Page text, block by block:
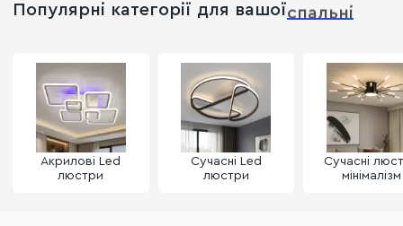
Популярні категорії для вашоївітальні
Акрилові Led
люстри
Сучасні Led
люстри
Сучасні
мінімалізм